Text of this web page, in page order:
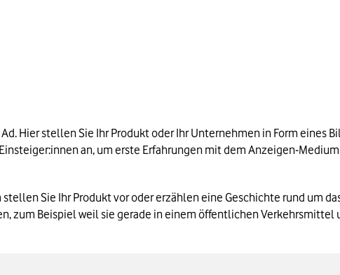
Hier stellen Sie Ihr Produkt oder Ihr Unternehmen in Form eines
an, um erste Erfahrungen mit dem Anzeigen-
Sie Ihr Produkt vor oder erzählen eine Geschichte rund um
zum Beispiel weil sie gerade in einem öffentlichen Verkehrsmittel